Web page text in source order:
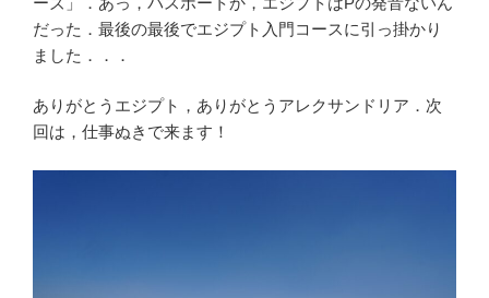
だった．最後の最後でエジプト入門コースに引っ掛かり
ました．．．
ありがとうエジプト，ありがとうアレクサンドリア．次
回は，仕事ぬきで来ます！